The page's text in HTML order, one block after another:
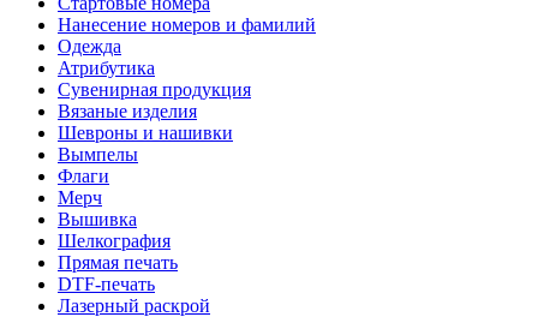
Нанесение номеров и фамилий
Одежда
Атрибутика
Сувенирная продукция
Вязаные изделия
Шевроны и нашивки
Вымпелы
Флаги
Мерч
Вышивка
Шелкография
Прямая печать
DTF-печать
Лазерный раскрой